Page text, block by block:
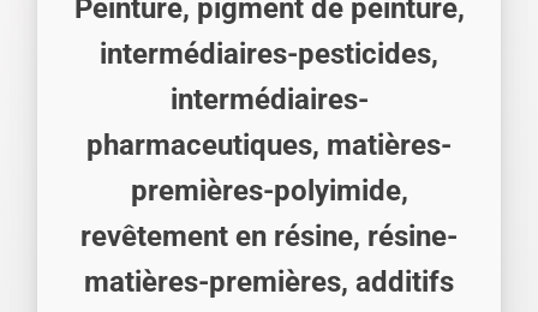
Peinture, pigment de peinture,
intermédiaires-pesticides,
intermédiaires-
pharmaceutiques, matières-
premières-polyimide,
revêtement en résine, résine-
matières-premières, additifs